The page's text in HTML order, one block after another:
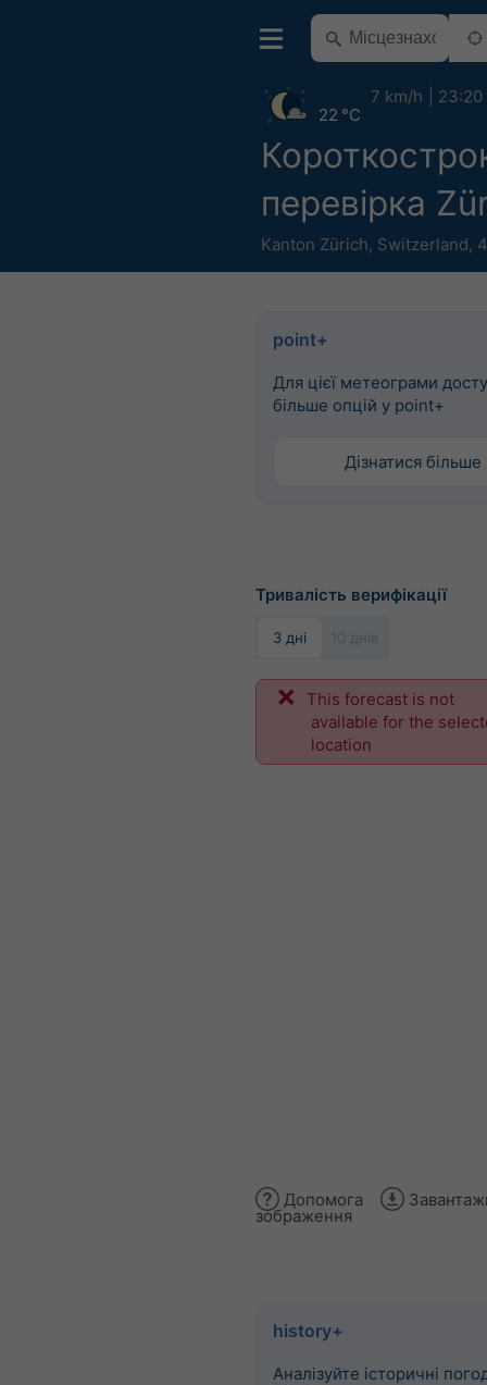
перевірка
Kanton Zürich, Switzerland,
22 °C
7 km/h 23:20
point+
Для цієї метеограми
більше опцій у point+
Дізнатися більше
Тривалість верифікації
3 дні
This forecast is not
available for the
location
Допомога
зображення
history+
Аналізуйте історичні